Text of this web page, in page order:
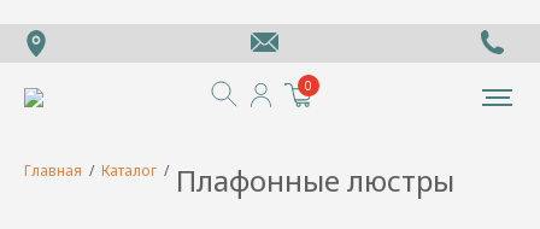
0
Главная / Каталог / Плафонные люстры